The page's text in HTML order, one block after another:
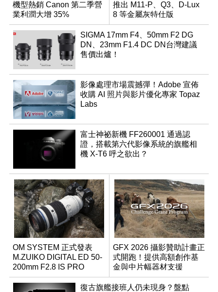
機型熱銷 Canon 第二季營
業利潤大增 35%
推出 M11-P、Q3、D-Lux
8 等金屬灰特仕版
SIGMA 17mm F4、50mm F2 DG
DN、23mm F1.4 DC DN台灣建議
售價出爐！
影像處理市場震撼彈！Adobe 宣佈
收購 AI 照片與影片優化專家 Topaz
Labs
富士神祕新機 FF260001 通過認
證，搭載第六代影像系統的旗艦相
機 X-T6 呼之欲出？
OM SYSTEM 正式發表
M.ZUIKO DIGITAL ED 50-
200mm F2.8 IS PRO
GFX 2026 攝影贊助計畫正
式開跑！提供高額創作基
金與中片幅器材支援
復古旗艦接班人仍未現身？盤點